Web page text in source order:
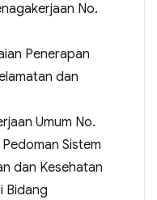
No.
Penerapan
dan
Umum No.
Sistem
dan Kesehatan
Bidang